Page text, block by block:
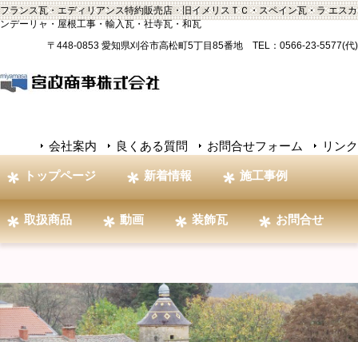
フランス瓦・エディリアンス特約販売店・旧イメリスＴＣ・スペイン瓦・ラ エスカ
ンデーリャ・屋根工事・輸入瓦・社寺瓦・和瓦
〒448-0853 愛知県刈谷市高松町5丁目85番地 TEL：0566-23-5577(代)
会社案内 良くある質問 お問合せフォーム リンク
トップページ 新着情報 施工事例
取扱商品 動画 装飾瓦 お問合せ